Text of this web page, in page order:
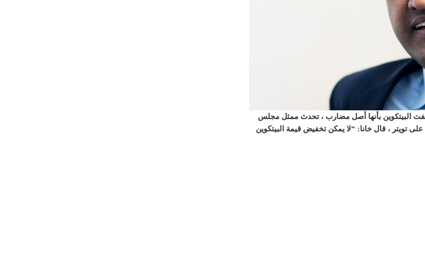
البيتكوين بأنها أصل مضارب ، تحدث ممثل مجلس
تويتر ، قال خانا: “لا يمكن تخفيض قيمة البيتكوين